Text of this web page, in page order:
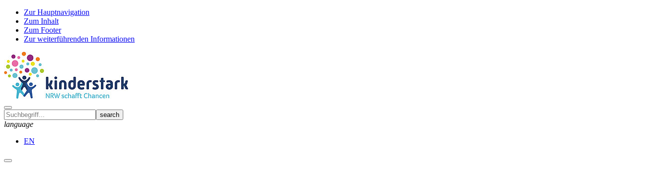
Zur Hauptnavigation
Zum Inhalt
Zum Footer
Zur weiterführenden Informationen
language
EN